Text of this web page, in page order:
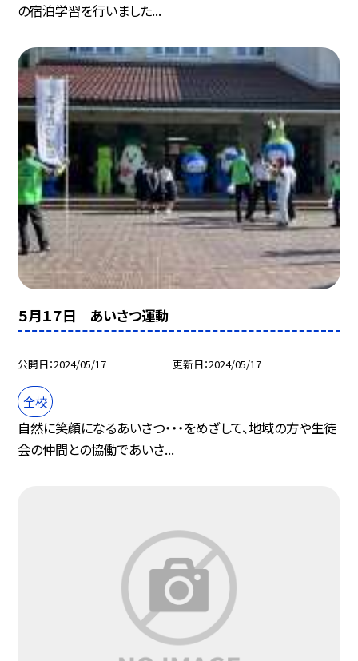
の宿泊学習を行いました...
５月１７日 あいさつ運動
公開日 2024/05/17 更新日 2024/05/17
全校
自然に笑顔になるあいさつ・・・をめざして、地域の方や生徒
会の仲間との協働であいさ...